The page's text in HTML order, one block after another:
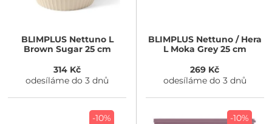
BLIMPLUSNettuno L
Brown Sugar 25 cm
314 Kč
odesíláme do 3 dnů
BLIMPLUSNettuno / Hera
L Moka Grey 25 cm
269 Kč
odesíláme do 3 dnů
-10%
-10%